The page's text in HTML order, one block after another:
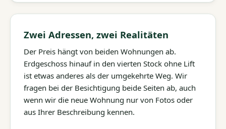
Zwei Adressen, zwei Realitäten
Der Preis hängt von beiden Wohnungen ab.
Erdgeschoss hinauf in den vierten Stock ohne Lift
ist etwas anderes als der umgekehrte Weg. Wir
fragen bei der Besichtigung beide Seiten ab, auch
wenn wir die neue Wohnung nur von Fotos oder
aus Ihrer Beschreibung kennen.